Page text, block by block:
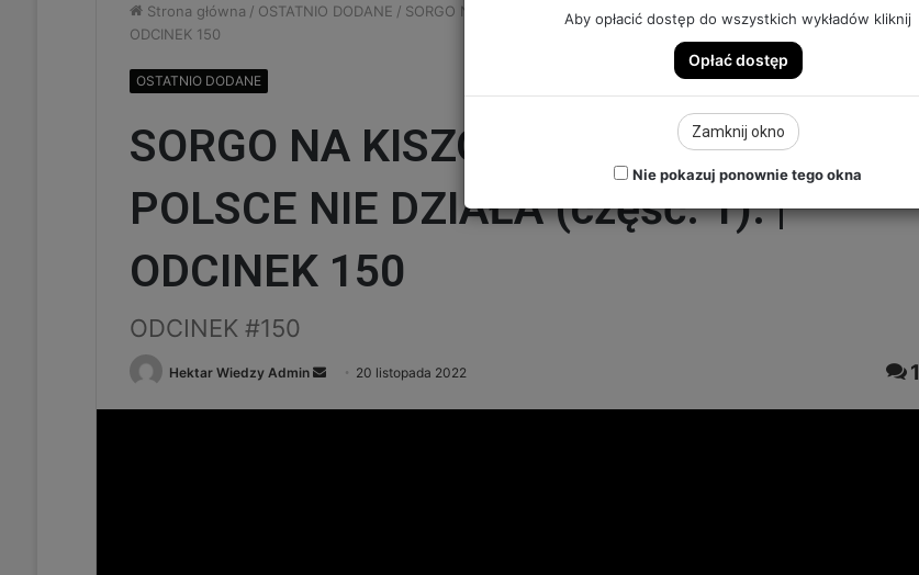
Strona główna / OSTATNIO DODANE / SORGO NA KISZONKĘ – CZEMU TO W POLSCE NIE DZIAŁA (część. 1). |
ODCINEK 150
OSTATNIO DODANE
SORGO NA KISZONKĘ – CZEMU TO W
POLSCE NIE DZIAŁA (część. 1). |
ODCINEK 150
ODCINEK #150
Hektar Wiedzy Admin
Send 20 listopada 2022 1
Aby opłacić dostęp do wszystkich wykładów kliknij
Opłać dostęp
Zamknij okno
Nie pokazuj ponownie tego okna